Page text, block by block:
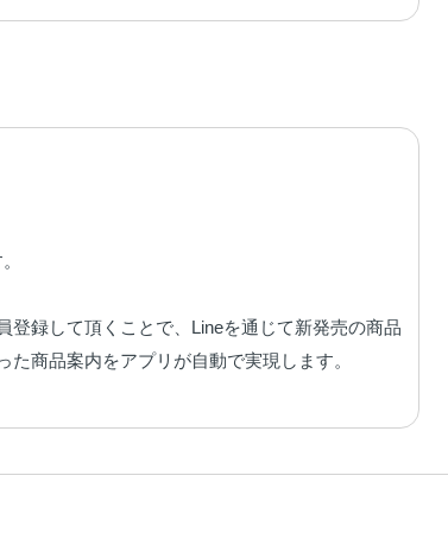
録して頂くことで、Lineを通じて新発売の商品
商品案内をアプリが自動で実現します。